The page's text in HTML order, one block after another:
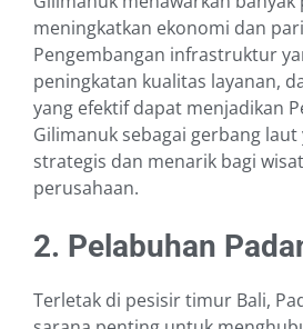
meningkatkan ekonomi dan
Pengembangan infrastruktur
peningkatan kualitas layanan,
yang efektif dapat menjadikan
Gilimanuk sebagai gerbang laut
strategis dan menarik bagi
perusahaan.
2. Pelabuhan
Terletak di pesisir timur Bali,